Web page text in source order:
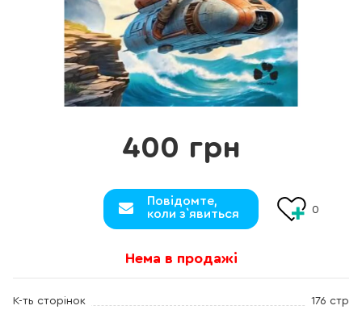
400 грн
Повідомте,
коли з`явиться
0
Нема в продажі
К-ть сторінок 176 стр